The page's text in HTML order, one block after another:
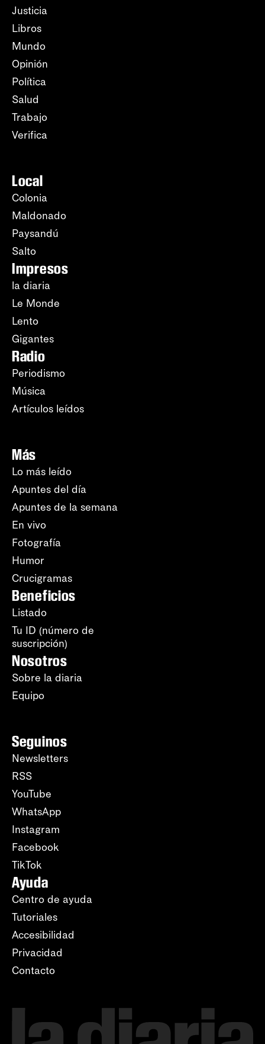
Justicia
Libros
Mundo
Opinión
Política
Salud
Trabajo
Verifica
Local
Colonia
Maldonado
Paysandú
Salto
Impresos
la diaria
Le Monde
Lento
Gigantes
Radio
Periodismo
Música
Artículos leídos
Más
Lo más leído
Apuntes del día
Apuntes de la semana
En vivo
Fotografía
Humor
Crucigramas
Beneficios
Listado
Tu ID (número de
suscripción)
Nosotros
Sobre la diaria
Equipo
Seguinos
Newsletters
RSS
YouTube
WhatsApp
Instagram
Facebook
TikTok
Ayuda
Centro de ayuda
Tutoriales
Accesibilidad
Privacidad
Contacto